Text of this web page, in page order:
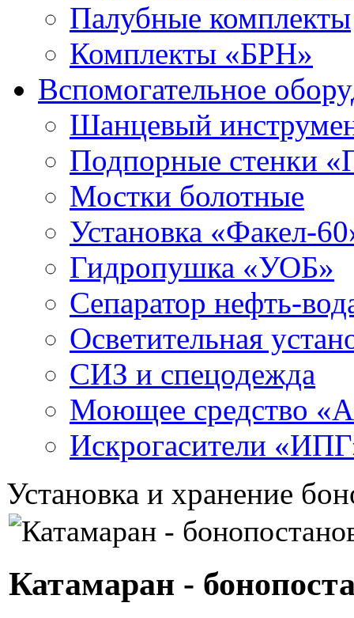
Палубные комплекты
Комплекты «БРН»
Вспомогательное
Шанцевый
Подпорные стенки
Мостки болотные
Установка «Факел-
Гидропушка «УОБ»
Сепаратор нефть-
Осветительная
СИЗ и спецодежда
Моющее средство
Искрогасители
Установка и хранение
Катамаран -